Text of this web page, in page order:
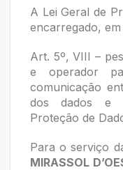
A Lei Geral de
encarregado,
Art. 5º, VIII –
e operador
comunicação
dos dados e
Proteção de
Para o serviço
MIRASSOL